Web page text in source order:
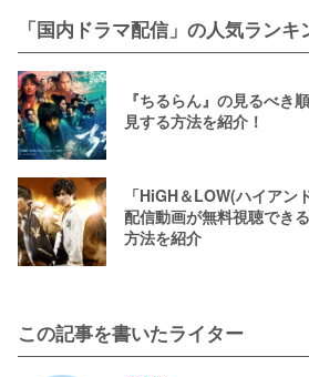
「国内ドラマ配信」の人気ランキ
『ちるらん』の見るべき
見する方法を紹介！
「HiGH＆LOW(ハイアン
配信動画が無料視聴でき
方法を紹介
この記事を書いたライター